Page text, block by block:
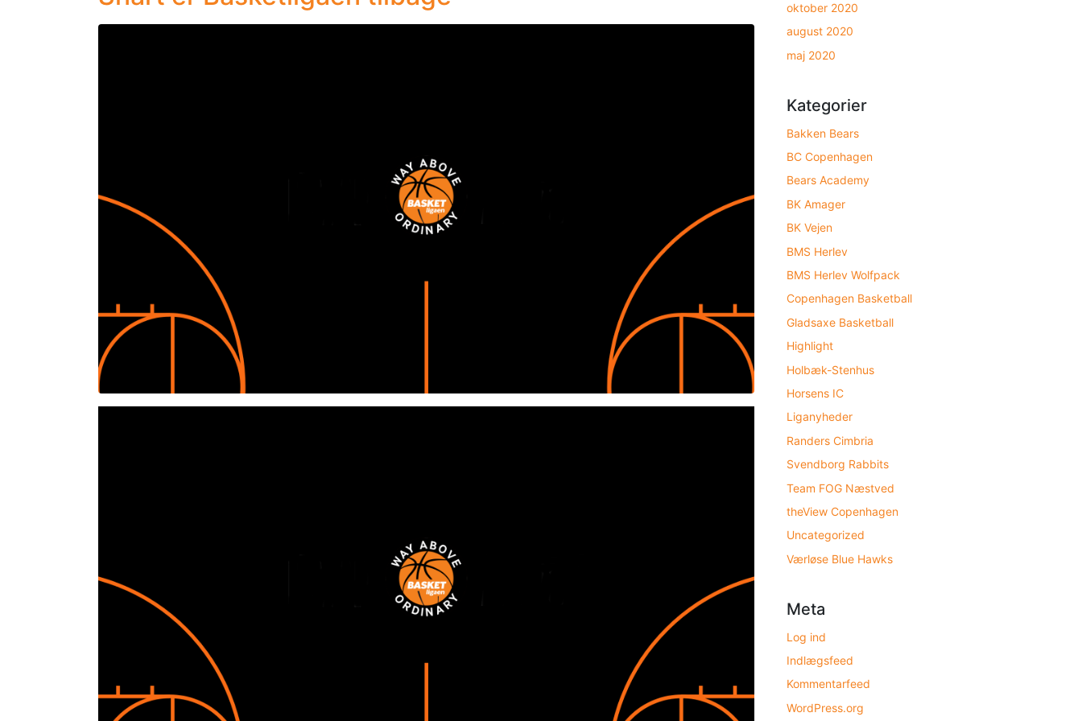
oktober 2020
august 2020
maj 2020
Kategorier
Bakken Bears
BC Copenhagen
Bears Academy
BK Amager
BK Vejen
BMS Herlev
BMS Herlev Wolfpack
Copenhagen Basketball
Gladsaxe Basketball
Highlight
Holbæk-Stenhus
Horsens IC
Liganyheder
Randers Cimbria
Svendborg Rabbits
Team FOG Næstved
theView Copenhagen
Uncategorized
Værløse Blue Hawks
Meta
Log ind
Indlægsfeed
Kommentarfeed
WordPress.org